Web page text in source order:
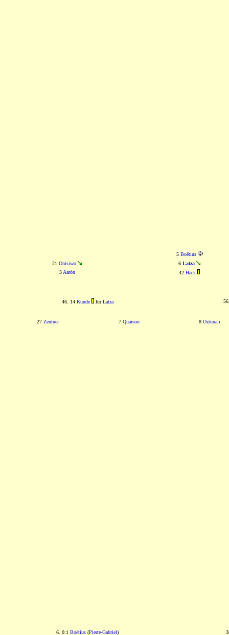
5 Boëtius
21 Onisiwo 6 Latza
3 Aarón 42 Hack
46. 14 Kunde fürLatza
27 Zentner 7 Quaison 8 Öztunalı
6. 0:1 Boëtius (Pierre-Gabriel)